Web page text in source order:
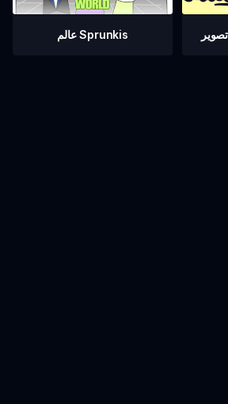
عالم Sprunkis